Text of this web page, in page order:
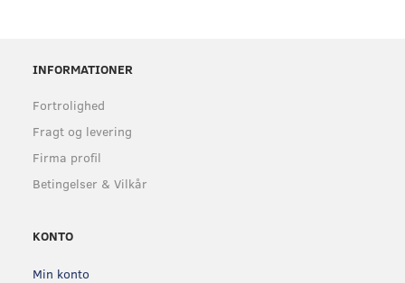
INFORMATIONER
Fortrolighed
Fragt og levering
Firma profil
Betingelser & Vilkår
KONTO
Min konto